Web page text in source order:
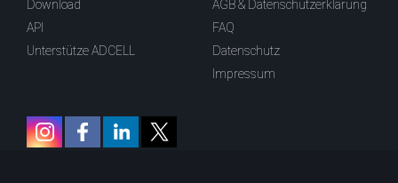
Download
API
Unterstütze ADCELL
AGB & Datenschutzerklärung
FAQ
Datenschutz
Impressum